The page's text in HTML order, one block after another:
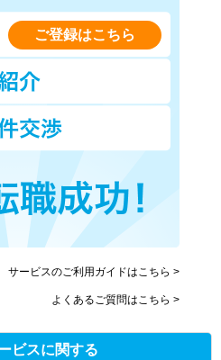
ご登録はこちら
サービスのご利用ガイドはこちら >
よくあるご質問はこちら >
ビスに関する